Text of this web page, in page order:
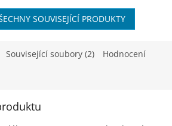
SOUVISEJÍCÍ PRODUKTY
Související soubory (2) Hodnocení